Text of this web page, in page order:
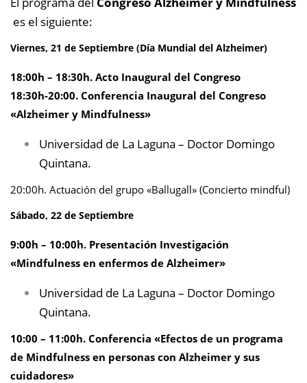
es el siguiente:
Viernes, 21 de Septiembre (Día Mundial del Alzheimer)
18:00h – 18:30h. Acto Inaugural del Congreso
18:30h-20:00. Conferencia Inaugural del Congreso
«Alzheimer y Mindfulness»
Universidad de La Laguna – Doctor Domingo
Quintana.
20:00h. Actuación del grupo «Ballugall» (Concierto mindful)
Sábado, 22 de Septiembre
9:00h – 10:00h. Presentación Investigación
«Mindfulness en enfermos de Alzheimer»
Universidad de La Laguna – Doctor Domingo
Quintana.
10:00 – 11:00h. Conferencia «Efectos de un programa
de Mindfulness en personas con Alzheimer y sus
cuidadores»